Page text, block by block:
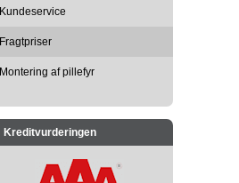
Kundeservice
Fragtpriser
Montering af pillefyr
Kreditvurderingen